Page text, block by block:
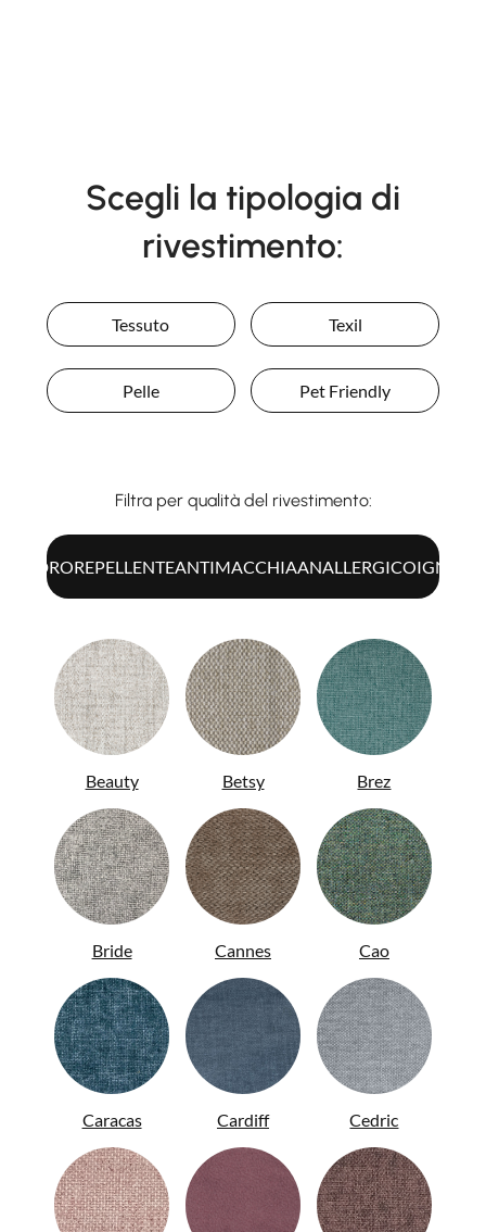
Scegli la tipologia di
rivestimento:
Tessuto Texil
Pelle Pet Friendly
Filtra per qualità del rivestimento:
IDROREPELLENTEANTIMACCHIAANALLERGICO
Beauty Betsy Brez
Bride Cannes Cao
Caracas Cardiff Cedric